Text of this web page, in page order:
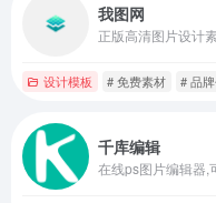
我图网
正版高清图片设计
设计模板 # 免费素材 # 品
千库编辑
在线ps图片编辑器,